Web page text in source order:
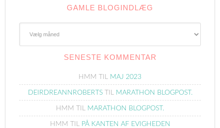
GAMLE BLOGINDLÆG
SENESTE KOMMENTAR
HMM TIL MAJ 2023
DEIRDREANNROBERTSTIL MARATHON BLOGPOST.
HMM TIL MARATHON BLOGPOST.
HMM TIL PÅ KANTEN AF EVIGHEDEN